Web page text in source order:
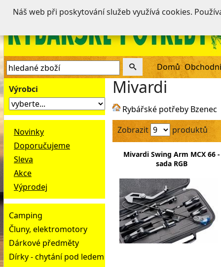
Domů
Výrobci
Novinky
Doporučujeme
Sleva
Akce
Výprodej
Camping
Čluny, elektromotory
Dárkové předměty
Dírky - chytání pod ledem
Mivardi
Rybářské potřeby Bzenec
Zobrazit
produktů
Mivardi Swing Arm MCX 66 -
sada RGB
Náš web při poskytování služeb využívá cookies.